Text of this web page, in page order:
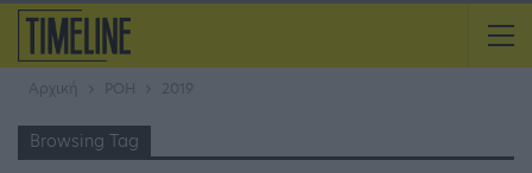
Αρχική ΡΟΗ 2019
Browsing Tag